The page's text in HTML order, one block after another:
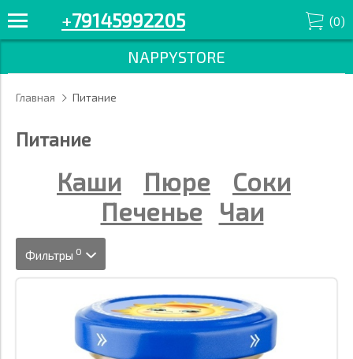
+79145992205 (0)
NAPPYSTORE
Главная Питание
Питание
Каши Пюре
Соки
Печенье
Чаи
Фильтры 0